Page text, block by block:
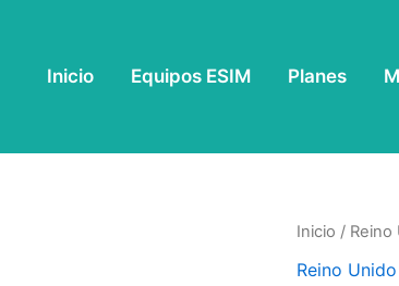
Inicio Equipos ESIM Planes
Inicio / Reino
Reino Unido
Reino
Ilimitado